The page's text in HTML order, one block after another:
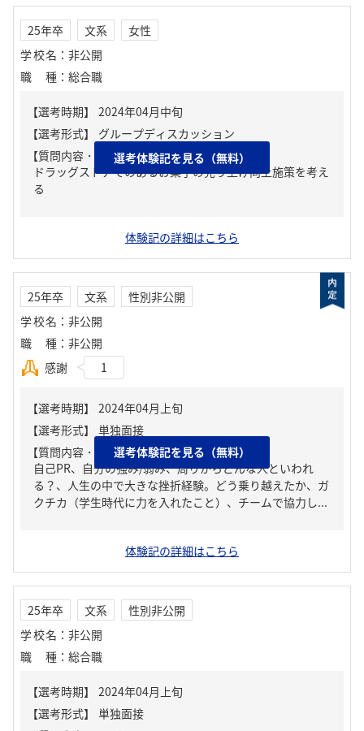
25年卒 文系
女性
学校名 ： 非公開
職種 ： 総合職
【質問内容・課題】
ドラッグストアでのあるお菓子の売り上げ向上施策を考え
る
選考体験記を見る（無料）
体験記の詳細はこちら
25年卒 文系
性別非公開
学校名 ： 非公開
職種 ： 非公開
感謝
1
【質問内容・課題】
自己PR、自分の強み/弱み、周りからどんな人といわれ
る？、人生の中で大きな挫折経験。どう乗り越えたか、ガ
クチカ（学生時代に力を入れたこと）、チームで協力し...
選考体験記を見る（無料）
体験記の詳細はこちら
25年卒 文系
性別非公開
学校名 ： 非公開
職種 ： 総合職